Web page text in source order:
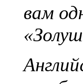
вам